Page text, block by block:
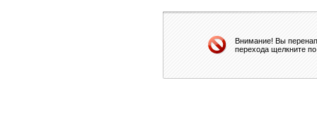
Внимание! Вы
перехода щелкните